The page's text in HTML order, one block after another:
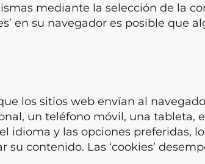
mediante la selección de la
en su navegador es posible que
los sitios web envían al
un teléfono móvil, una tableta,
idioma y las opciones preferidas,
contenido. Las ‘cookies’